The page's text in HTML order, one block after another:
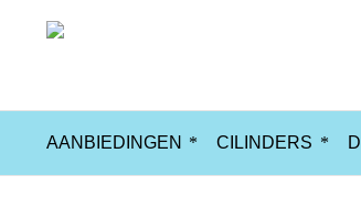
AANBIEDINGEN CILINDERS